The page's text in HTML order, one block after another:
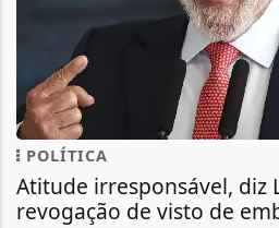
POLÍTICA
Atitude irresponsável, diz
revogação de visto de